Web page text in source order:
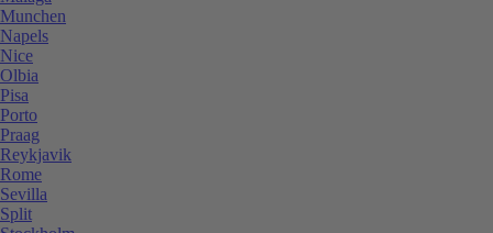
Munchen
Napels
Nice
Olbia
Pisa
Porto
Praag
Reykjavik
Rome
Sevilla
Split